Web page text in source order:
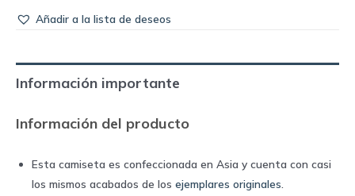
Añadir a la lista de deseos
Información importante
Información del producto
Esta camiseta es confeccionada en Asia y cuenta con casi
los mismos acabados de los ejemplares originales